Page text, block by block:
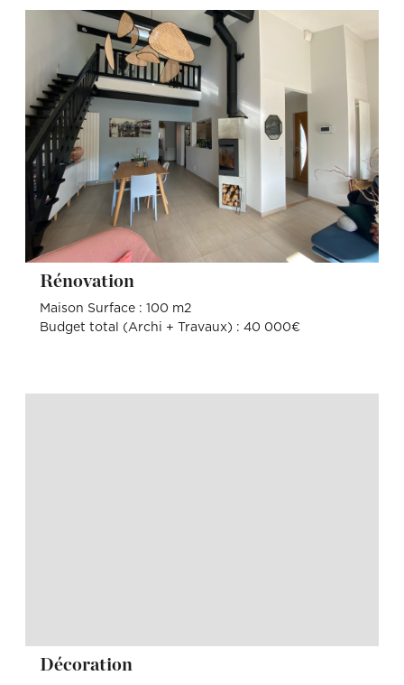
Rénovation
Maison Surface : 100 m2
Budget total (Archi + Travaux) : 40 000€
Décoration